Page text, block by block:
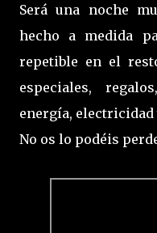
Será una noche
hecho a medida
repetible en el
especiales,
energía,
No os lo podéis